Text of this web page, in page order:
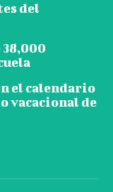
del
38,000
el calendario
vacacional de